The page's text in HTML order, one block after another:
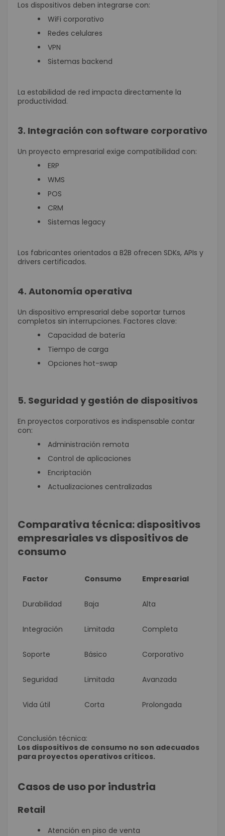
Los dispositivos deben integrarse con:
WiFi corporativo
Redes celulares
VPN
Sistemas backend
La estabilidad de red impacta directamente la
productividad.
3. Integración con software corporativo
Un proyecto empresarial exige compatibilidad con:
ERP
WMS
POS
CRM
Sistemas legacy
Los fabricantes orientados a B2B ofrecen SDKs, APIs y
drivers certificados.
4. Autonomía operativa
Un dispositivo empresarial debe soportar turnos
completos sin interrupciones. Factores clave:
Capacidad de batería
Tiempo de carga
Opciones hot-swap
5. Seguridad y gestión de dispositivos
En proyectos corporativos es indispensable contar
con:
Administración remota
Control de aplicaciones
Encriptación
Actualizaciones centralizadas
Comparativa técnica: dispositivos
empresariales vs dispositivos de
consumo
Factor Consumo Empresarial
Durabilidad Baja Alta
Integración Limitada Completa
Soporte Básico Corporativo
Seguridad Limitada Avanzada
Vida útil Corta Prolongada
Conclusión técnica:
Los dispositivos de consumo no son adecuados
para proyectos operativos críticos.
Casos de uso por industria
Retail
Atención en piso de venta